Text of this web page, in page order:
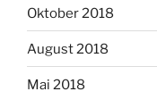
Oktober 2018
August 2018
Mai 2018